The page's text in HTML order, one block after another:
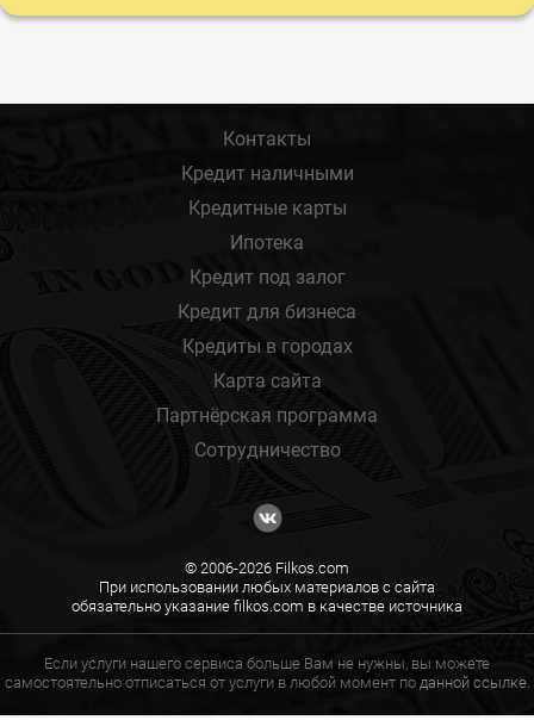
Контакты
Кредит наличными
Кредитные карты
Ипотека
Кредит под залог
Кредит для бизнеса
Кредиты в городах
Карта сайта
Партнёрская программа
Сотрудничество
© 2006-2026 Filkos.com
При использовании любых материалов с сайта
обязательно указание filkos.com в качестве источника
Если услуги нашего сервиса больше Вам не нужны, вы можете
самостоятельно отписаться от услуги в любой момент по данной ссылке.